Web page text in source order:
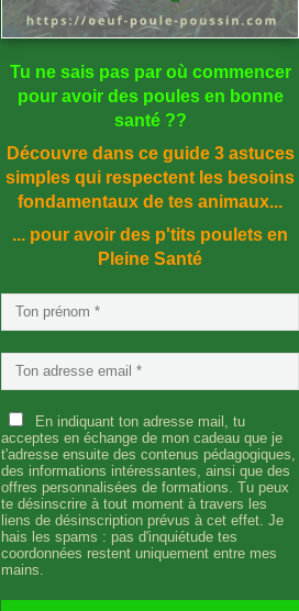
Tu ne sais pas par où commencer
pour avoir des poules en bonne
santé??
Découvre dans ce guide 3 astuces
simples qui respectent les besoins
fondamentaux de tes animaux...
... pour avoir des p'tits poulets en
Pleine Santé
En indiquant ton adresse mail, tu
acceptes en échange de mon cadeau que je
t'adresse ensuite des contenus pédagogiques,
des informations intéressantes, ainsi que des
offres personnalisées de formations. Tu peux
te désinscrire à tout moment à travers les
liens de désinscription prévus à cet effet. Je
hais les spams : pas d'inquiétude tes
coordonnées restent uniquement entre mes
mains.